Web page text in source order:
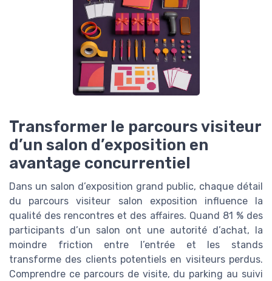
Transformer le parcours visiteur
d’un salon d’exposition en
avantage concurrentiel
Dans un salon d’exposition grand public, chaque détail
du parcours visiteur salon exposition influence la
qualité des rencontres et des affaires. Quand 81 % des
participants d’un salon ont une autorité d’achat, la
moindre friction entre l’entrée et les stands
transforme des clients potentiels en visiteurs perdus.
Comprendre ce parcours de visite, du parking au suivi